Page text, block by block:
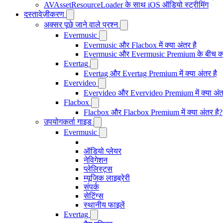
AVAssetResourceLoader के साथ iOS ऑडियो स्ट्रीमिंग
दस्तावेज़ीकरण
अक्सर पूछे जाने वाले प्रश्न
Evermusic
Evermusic और Flacbox में क्या अंतर है
Evermusic और Evermusic Premium के बीच
Evertag
Evertag और Evertag Premium में क्या अंतर है
Evervideo
Evervideo और Evervideo Premium में क्या
Flacbox
Flacbox और Flacbox Premium में क्या अंतर है?
उपयोगकर्ता गाइड
Evermusic
ऑडियो प्लेयर
नेविगेशन
प्लेलिस्ट्स
म्यूजिक लाइब्रेरी
संपर्क
सेटिंग्स
स्थानीय फाइलें
Evertag